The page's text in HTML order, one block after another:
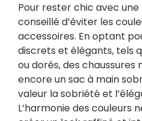
Pour rester chic avec
conseillé d’éviter les
accessoires. En optant
discrets et élégants, tels
ou dorés, des chaussures
encore un sac à main
valeur la sobriété et
L’harmonie des couleurs